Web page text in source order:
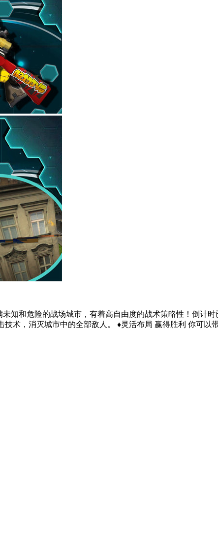
知和危险的战场城市，有着高自由度的战术策略性！倒计
术，消灭城市中的全部敌人。 ♦灵活布局 赢得胜利 你可以